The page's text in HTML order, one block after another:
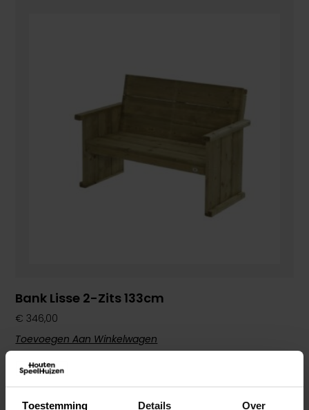
Toestemming Details Over
Bank Lisse 2-Zits 133cm
€ 346,00
Toevoegen Aan Winkelwagen